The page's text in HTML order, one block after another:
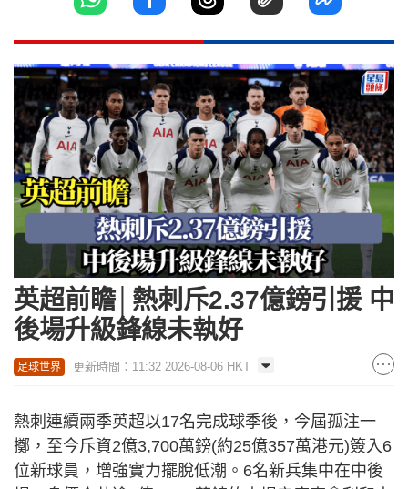
英超前瞻│熱刺斥2.37億鎊引援 中
後場升級鋒線未執好
足球世界 更新時間：11:32 2026-08-06 HKT
熱刺連續兩季英超以17名完成球季後，今屆孤注一
擲，至今斥資2億3,700萬鎊(約25億357萬港元)簽入6
位新球員，增強實力擺脫低潮。6名新兵集中在中後